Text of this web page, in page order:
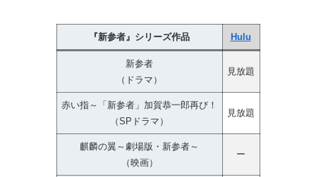
『新参者』シリーズ作品 Hulu
新参者
（ドラマ）
見放題
赤い指～「新参者」加賀恭一郎再び！
（SPドラマ）
見放題
麒麟の翼～劇場版・新参者～
（映画）
ー